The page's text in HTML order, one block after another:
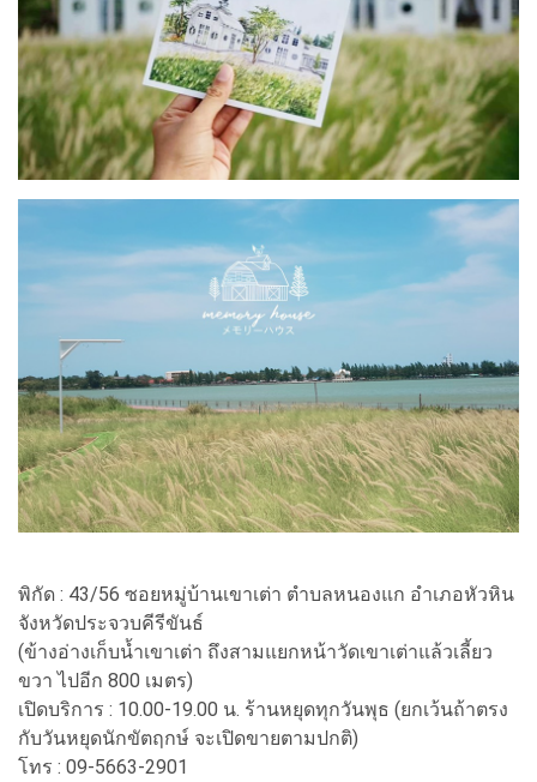
พิกัด : 43/56 ซอยหมู่บ้านเขาเต่า ตำบลหนองแก อำเภอหัวหิน
จังหวัดประจวบคีรีขันธ์
(ข้างอ่างเก็บน้ำเขาเต่า ถึงสามแยกหน้าวัดเขาเต่าแล้วเลี้ยว
ขวา ไปอีก 800 เมตร)
เปิดบริการ : 10.00-19.00 น. ร้านหยุดทุกวันพุธ (ยกเว้นถ้าตรง
กับวันหยุดนักขัตฤกษ์ จะเปิดขายตามปกติ)
โทร : 09-5663-2901